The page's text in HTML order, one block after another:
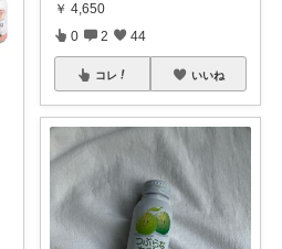
￥ 4,650
0 2 44
コレ いいね